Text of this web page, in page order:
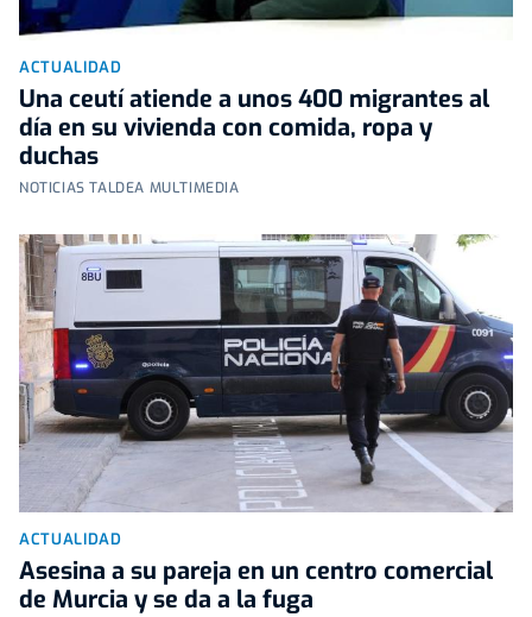
ACTUALIDAD
Una ceutí atiende a unos 400 migrantes al
día en su vivienda con comida, ropa y
duchas
NOTICIAS TALDEA MULTIMEDIA
ACTUALIDAD
Asesina a su pareja en un centro comercial
de Murcia y se da a la fuga